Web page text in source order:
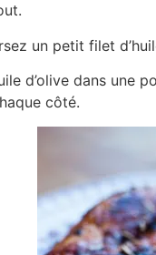
un petit filet
d’olive dans une
côté.